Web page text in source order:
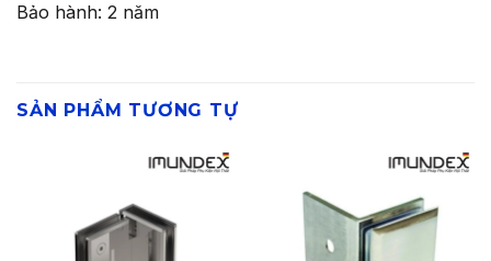
Bảo hành: 2 năm
SẢN PHẨM TƯƠNG TỰ